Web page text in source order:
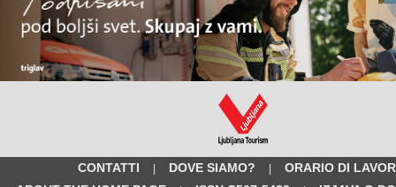
CONTATTI | DOVE SIAMO? |
ORARIO DI